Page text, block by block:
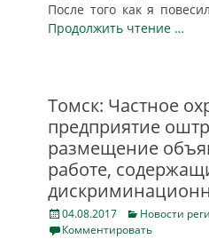
После того как я
Продолжить чтение …
Томск: Частное
предприятие
размещение
работе,
Posted
on
04.08.2017 Categories
Новости
Комментировать